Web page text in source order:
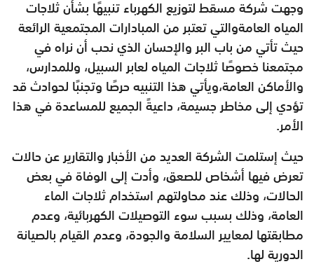
وجهت شركة مسقط لتوزيع الكهرباء تنبيهًا بشأن ثلاجات
المياه العامةوالتي تعتبر من المبادارات المجتمعية الرائعة
حيث تأتي من باب البر والإحسان الذي نحب أن نراه في
مجتمعنا خصوصًا ثلاجات المياه لعابر السبيل، وللمدارس،
والأماكن العامة،ويأتي هذا التنبيه حرصًا وتجنبًا لحوادث قد
تؤدي إلى مخاطر جسيمة، داعيةً الجميع للمساعدة في هذا
الأمر.
حيث إستلمت الشركة العديد من الأخبار والتقارير عن حالات
تعرض فيها أشخاص للصعق، وأدت إلى الوفاة في بعض
الحالات، وذلك عند محاولتهم استخدام ثلاجات الماء
العامة، وذلك بسبب سوء التوصيلات الكهربائية، وعدم
مطابقتها لمعايير السلامة والجودة، وعدم القيام بالصيانة
الدورية لها.